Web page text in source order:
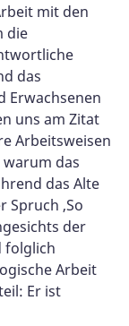
mit den
die
das
Erwachsenen
uns am Zitat
Arbeitsweisen
das
das Alte
‚So
der
folglich
Arbeit
Er ist